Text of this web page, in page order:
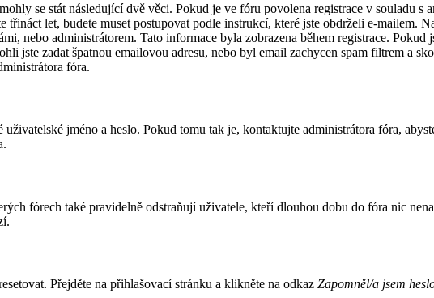
se stát následující dvě věci. Pokud je ve fóru povolena registrace v souladu s
let, budete muset postupovat podle instrukcí, které jste obdrželi e-mailem.
nebo administrátorem. Tato informace byla zobrazena během registrace. Pokud
jste zadat špatnou emailovou adresu, nebo byl email zachycen spam filtrem a
fóra.
jméno a heslo. Pokud tomu tak je, kontaktujte administrátora fóra,
fórech také pravidelně odstraňují uživatele, kteří dlouhou dobu do fóra nic
Přejděte na přihlašovací stránku a klikněte na odkaz Zapomněl/a jsem